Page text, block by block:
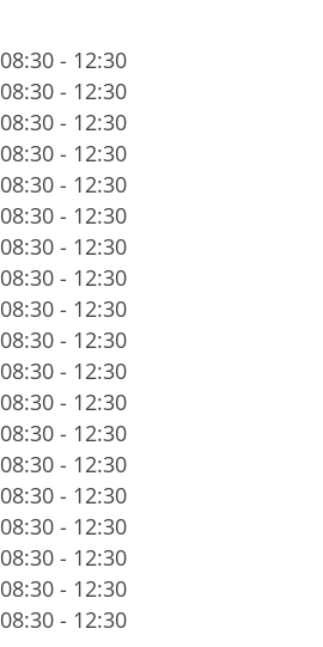
08:30 - 12:30
08:30 - 12:30
08:30 - 12:30
08:30 - 12:30
08:30 - 12:30
08:30 - 12:30
08:30 - 12:30
08:30 - 12:30
08:30 - 12:30
08:30 - 12:30
08:30 - 12:30
08:30 - 12:30
08:30 - 12:30
08:30 - 12:30
08:30 - 12:30
08:30 - 12:30
08:30 - 12:30
08:30 - 12:30
08:30 - 12:30